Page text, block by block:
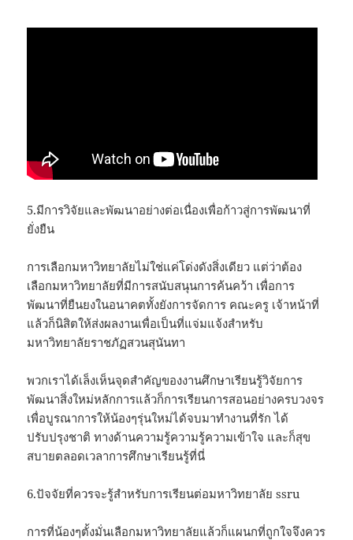
5.มีการวิจัยและพัฒนาอย่างต่อเนื่องเพื่อก้าวสู่การพัฒนาที่
ยั่งยืน
การเลือกมหาวิทยาลัยไม่ใช่แค่โด่งดังสิ่งเดียว แต่ว่าต้อง
เลือกมหาวิทยาลัยที่มีการสนับสนุนการค้นคว้า เพื่อการ
พัฒนาที่ยืนยงในอนาคตทั้งยังการจัดการ คณะครู เจ้าหน้าที่
แล้วก็นิสิตให้ส่งผลงานเพื่อเป็นที่แจ่มแจ้งสำหรับ
มหาวิทยาลัยราชภัฏสวนสุนันทา
พวกเราได้เล็งเห็นจุดสำคัญของงานศึกษาเรียนรู้วิจัยการ
พัฒนาสิ่งใหม่หลักการแล้วก็การเรียนการสอนอย่างครบวงจร
เพื่อบูรณาการให้น้องๆรุ่นใหม่ได้จบมาทำงานที่รัก ได้
ปรับปรุงชาติ ทางด้านความรู้ความรู้ความเข้าใจ และก็สุข
สบายตลอดเวลาการศึกษาเรียนรู้ที่นี่
6.ปัจจัยที่ควรจะรู้สำหรับการเรียนต่อมหาวิทยาลัย ssru
การที่น้องๆตั้งมั่นเลือกมหาวิทยาลัยแล้วก็แผนกที่ถูกใจจึงควร